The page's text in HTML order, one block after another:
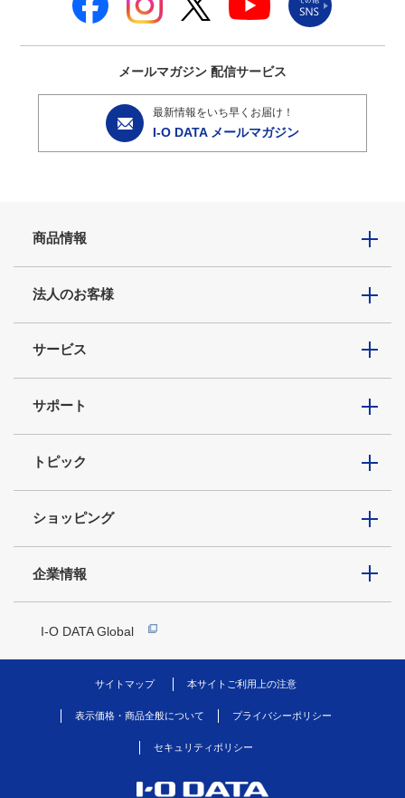
メールマガジン 配信サービス
最新情報をいち早くお届け！
I-O DATA メールマガジン
商品情報
法人のお客様
サービス
サポート
トピック
ショッピング
企業情報
I-O DATA Global
サイトマップ 本サイトご利用上の注意
表示価格・商品全般について プライバシーポリシー
セキュリティポリシー